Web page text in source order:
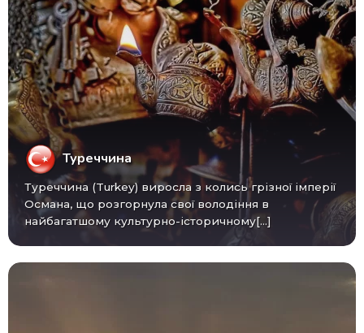
Туреччина
Туреччина (Turkey) виросла з колись грізної імперії
Османа, що розгорнула свої володіння в
найбагатшому культурно-історичному[...]